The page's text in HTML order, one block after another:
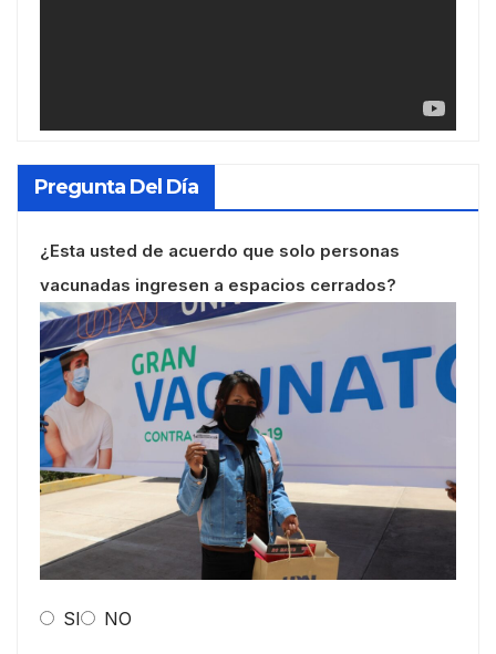
Pregunta Del Día
¿Esta usted de acuerdo que solo personas
vacunadas ingresen a espacios cerrados?
SI NO